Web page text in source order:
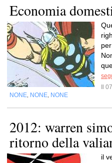
Economia
Il
NONE NONE NONE
2012: warren
ritorno della
il